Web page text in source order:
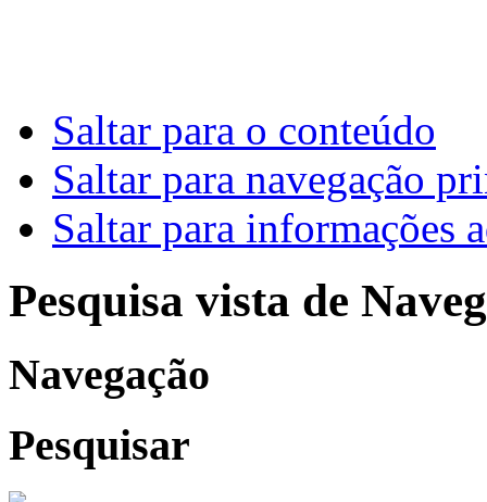
Saltar para o conteúdo
Saltar para navegação
Saltar para informações
Pesquisa vista de
Navegação
Pesquisar